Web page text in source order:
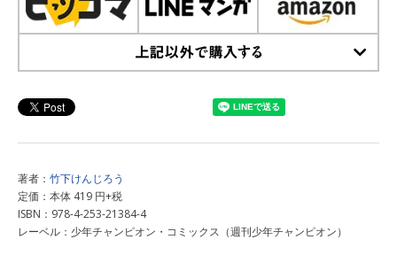
著者： 竹下けんじろう
定価：本体 419 円+税
ISBN：978-4-253-21384-4
レーベル：少年チャンピオン・コミックス（週刊少年チャンピオン）